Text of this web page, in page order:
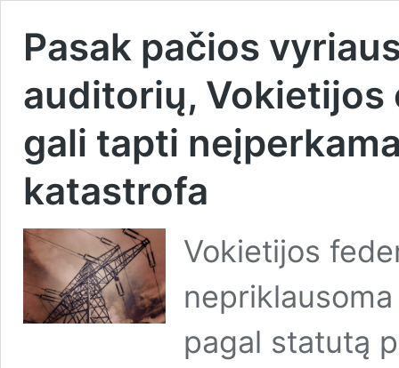
Pasak pačios
auditorių,
gali tapti
katastrofa
Vokietijos
pagal statutą